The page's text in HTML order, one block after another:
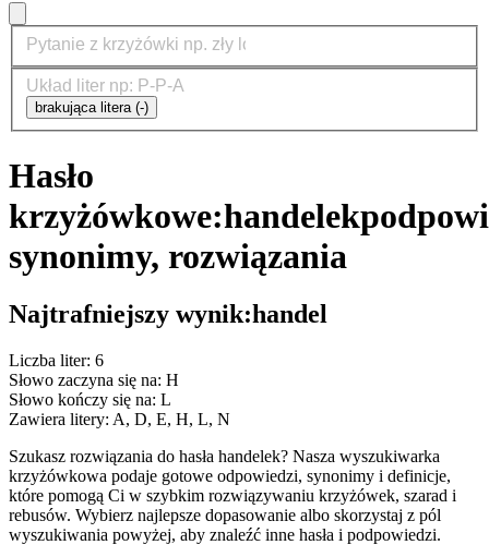
brakująca litera (-)
Hasło
krzyżówkowe:handelek
synonimy, rozwiązania
Najtrafniejszy wynik:handel
Liczba liter: 6
Słowo zaczyna się na: H
Słowo kończy się na: L
Zawiera litery: A, D, E, H, L, N
Szukasz rozwiązania do hasła handelek? Nasza wyszukiwarka
krzyżówkowa podaje gotowe odpowiedzi, synonimy i definicje,
które pomogą Ci w szybkim rozwiązywaniu krzyżówek, szarad i
rebusów. Wybierz najlepsze dopasowanie albo skorzystaj z pól
wyszukiwania powyżej, aby znaleźć inne hasła i podpowiedzi.